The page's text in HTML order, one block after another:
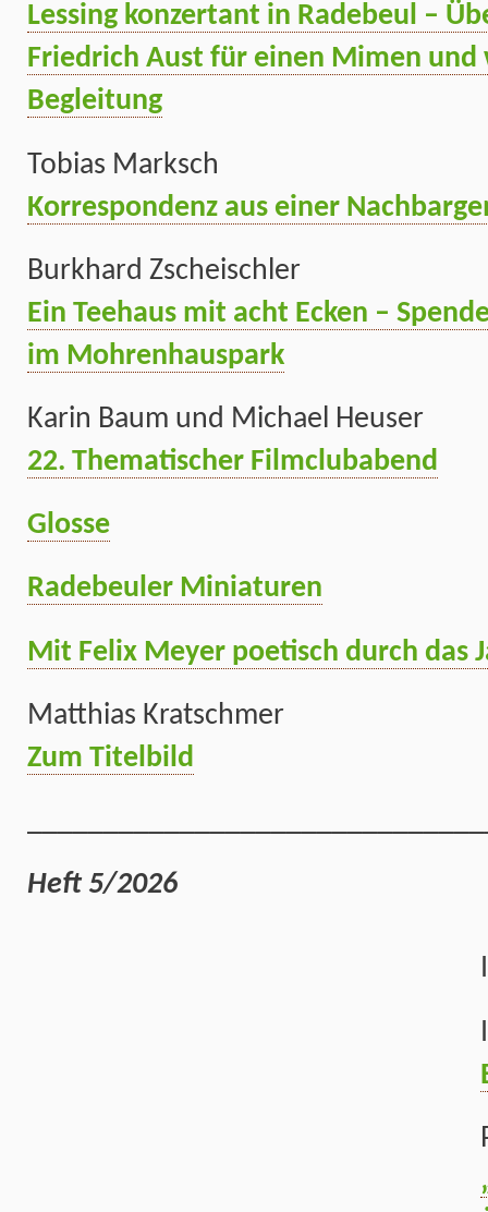
Lessing konzertant in Radebeul –
Friedrich Aust für einen Mimen und
Begleitung
Tobias Marksch
Korrespondenz aus einer
Burkhard Zscheischler
Ein Teehaus mit acht Ecken –
im Mohrenhauspark
Karin Baum und Michael Heuser
22. Thematischer Filmclubabend
Glosse
Radebeuler Miniaturen
Mit Felix Meyer poetisch durch das
Matthias Kratschmer
Zum Titelbild
Heft 5/2026